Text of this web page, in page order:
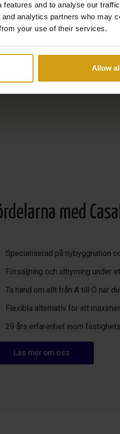
and to analyse our
analytics partners who may
your use of their services.
Allow
med
Specialiserad på nybyggnation
Försäljning och uthyrning under
Ta hand om allt från A till Ö när
Flexibla alternativ för att
29 års erfarenhet inom
Läs mer om oss